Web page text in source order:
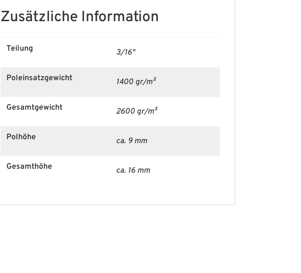
Zusätzliche Information
Teilung 3/16"
Poleinsatzgewicht 1400 gr/m²
Gesamtgewicht 2600 gr/m²
Polhöhe ca. 9 mm
Gesamthöhe ca. 16 mm